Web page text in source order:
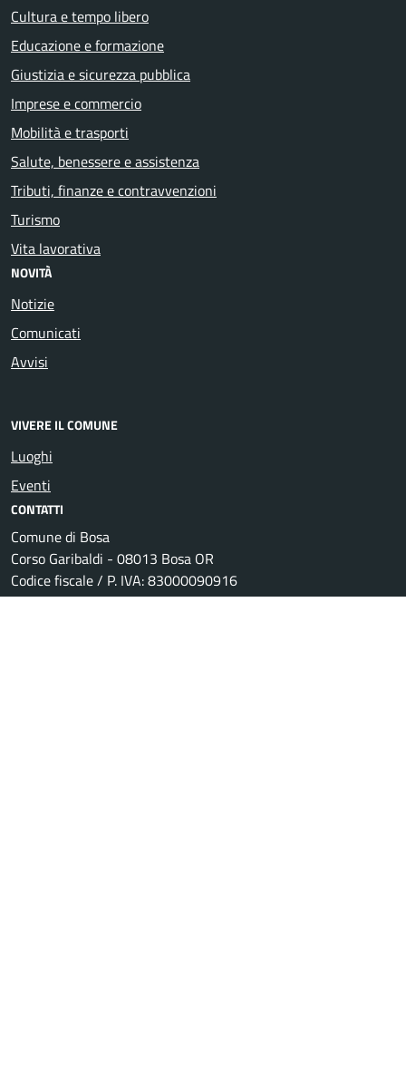
Cultura e tempo libero
Educazione e formazione
Giustizia e sicurezza pubblica
Imprese e commercio
Mobilità e trasporti
Salute, benessere e assistenza
Tributi, finanze e contravvenzioni
Turismo
Vita lavorativa
NOVITÀ
Notizie
Comunicati
Avvisi
VIVERE IL COMUNE
Luoghi
Eventi
CONTATTI
Comune di Bosa
Corso Garibaldi - 08013 Bosa OR
Codice fiscale / P. IVA: 83000090916